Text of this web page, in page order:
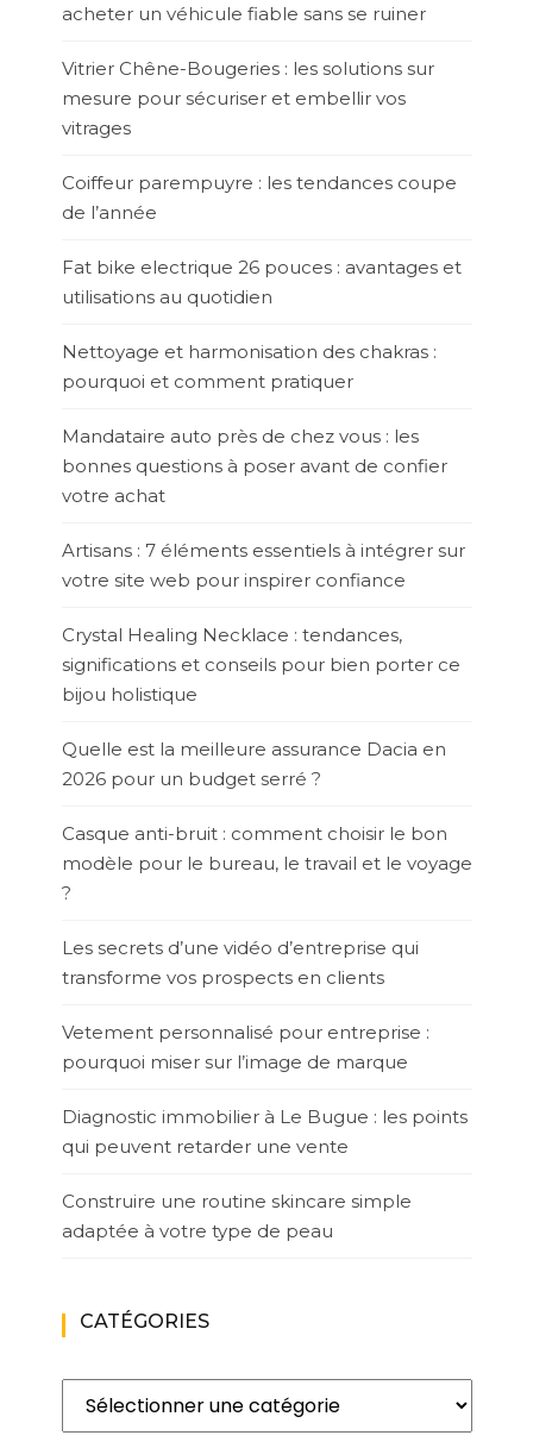
acheter un véhicule fiable sans se ruiner
Vitrier Chêne-Bougeries : les solutions sur
mesure pour sécuriser et embellir vos
vitrages
Coiffeur parempuyre : les tendances coupe
de l’année
Fat bike electrique 26 pouces : avantages et
utilisations au quotidien
Nettoyage et harmonisation des chakras :
pourquoi et comment pratiquer
Mandataire auto près de chez vous : les
bonnes questions à poser avant de confier
votre achat
Artisans : 7 éléments essentiels à intégrer sur
votre site web pour inspirer confiance
Crystal Healing Necklace : tendances,
significations et conseils pour bien porter ce
bijou holistique
Quelle est la meilleure assurance Dacia en
2026 pour un budget serré ?
Casque anti-bruit : comment choisir le bon
modèle pour le bureau, le travail et le voyage
?
Les secrets d’une vidéo d’entreprise qui
transforme vos prospects en clients
Vetement personnalisé pour entreprise :
pourquoi miser sur l’image de marque
Diagnostic immobilier à Le Bugue : les points
qui peuvent retarder une vente
Construire une routine skincare simple
adaptée à votre type de peau
CATÉGORIES
Catégories